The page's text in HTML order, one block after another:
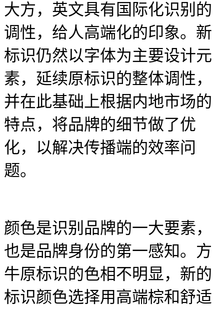
大方，英文具有国际化识别的
调性，给人高端化的印象。新
标识仍然以字体为主要设计元
素，延续原标识的整体调性，
并在此基础上根据内地市场的
特点，将品牌的细节做了优
化，以解决传播端的效率问
题。
颜色是识别品牌的一大要素，
也是品牌身份的第一感知。方
牛原标识的色相不明显，新的
标识颜色选择用高端棕和舒适